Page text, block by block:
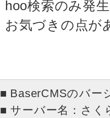
hoo検索のみ発
お気づきの点が
■ BaserCMSのバー
■ サーバー名：さく